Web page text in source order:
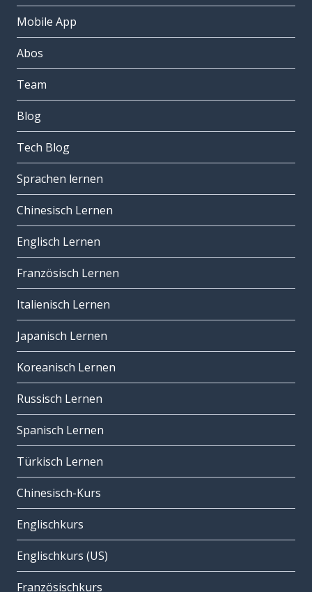
Mobile App
Abos
Team
Blog
Tech Blog
Sprachen lernen
Chinesisch Lernen
Englisch Lernen
Französisch Lernen
Italienisch Lernen
Japanisch Lernen
Koreanisch Lernen
Russisch Lernen
Spanisch Lernen
Türkisch Lernen
Chinesisch-Kurs
Englischkurs
Englischkurs (US)
Französischkurs